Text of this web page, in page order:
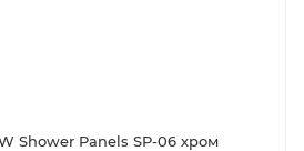
Shower Panels SP-06 хром